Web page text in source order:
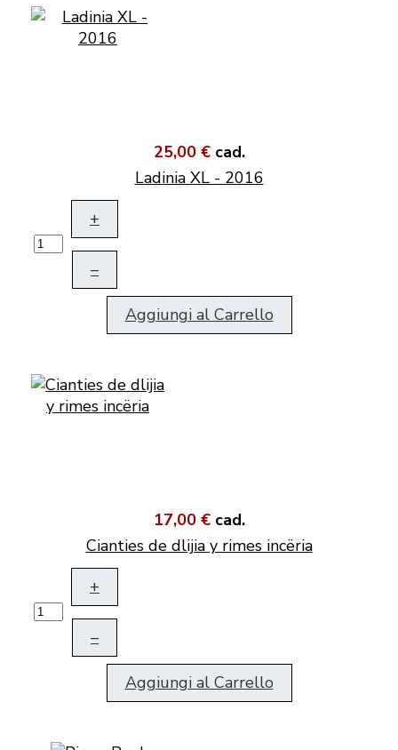
25,00 € cad.
Ladinia XL - 2016
+
–
Aggiungi al Carrello
17,00 € cad.
Cianties de dlijia y rimes incëria
+
–
Aggiungi al Carrello